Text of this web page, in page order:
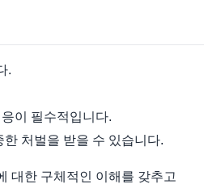
.
이 필수적입니다.
처벌을 받을 수 있습니다.
대한 구체적인 이해를 갖추고